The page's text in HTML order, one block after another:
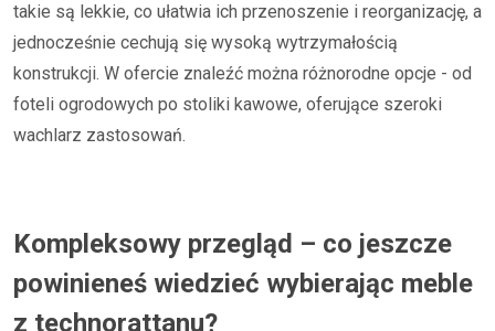
takie są lekkie, co ułatwia ich przenoszenie i reorganizację, a
jednocześnie cechują się wysoką wytrzymałością
konstrukcji. W ofercie znaleźć można różnorodne opcje - od
foteli ogrodowych po stoliki kawowe, oferujące szeroki
wachlarz zastosowań.
Kompleksowy przegląd – co jeszcze
powinieneś wiedzieć wybierając meble
z technorattanu?